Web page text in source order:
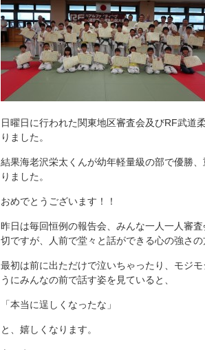
日曜日に行われた関東地区審査会及びRF武道
りました。
結果海老沢栄太くんが幼年軽量級の部で優勝
りました。
おめでとうございます！！
昨日は毎回恒例の報告会、みんな一人一人審
切ですが、人前で堂々と話ができる心の強さの
最初は前に出ただけで泣いちゃったり、モジ
うにみんなの前で話す姿を見ていると、
「本当に逞しくなったな」
と、嬉しくなります。